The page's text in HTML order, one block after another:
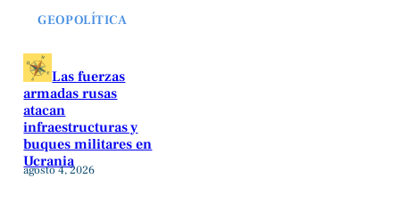
GEOPOLÍTICA
Las fuerzas
armadas rusas
atacan
infraestructuras y
buques militares en
Ucrania
agosto 4, 2026